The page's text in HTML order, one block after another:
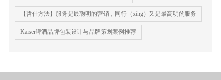
【哲仕方法】服务是最聪明的营销，同行（xíng）又是最高明的服务
Kaiser啤酒品牌包装设计与品牌策划案例推荐